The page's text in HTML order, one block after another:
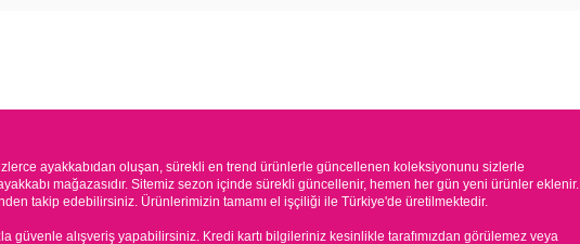
ayakkabıdan oluşan, sürekli en trend ürünlerle güncellenen koleksiyonunu sizlerle
mağazasıdır. Sitemiz sezon içinde sürekli güncellenir, hemen her gün yeni ürünler eklenir.
takip edebilirsiniz. Ürünlerimizin tamamı el işçiliği ile Türkiye'de üretilmektedir.
güvenle alışveriş yapabilirsiniz. Kredi kartı bilgileriniz kesinlikle tarafımızdan görülemez veya